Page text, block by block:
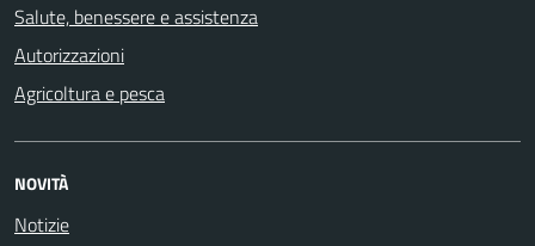
Salute, benessere e assistenza
Autorizzazioni
Agricoltura e pesca
NOVITÀ
Notizie